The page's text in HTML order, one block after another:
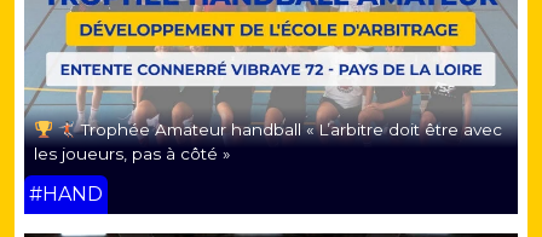
Trophée Amateur handball « L’arbitre doit être avec
les joueurs, pas à côté »
#HAND